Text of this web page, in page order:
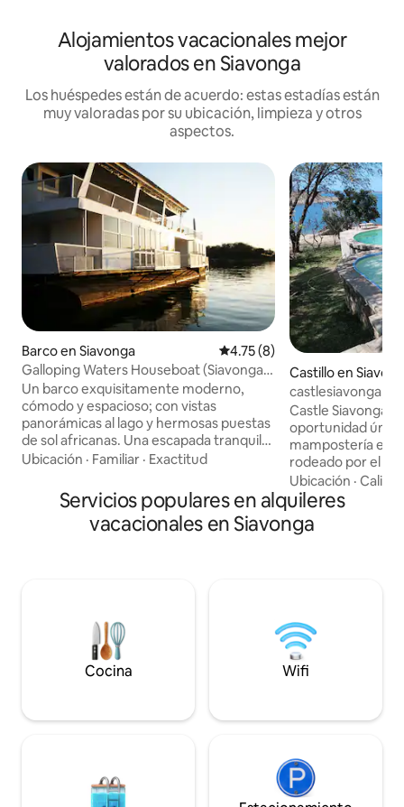
Alojamientos vacacionales mejor
valorados en Siavonga
Los huéspedes están de acuerdo: estas estadías están
muy valoradas por su ubicación, limpieza y otros
aspectos.
Barco en Siavonga Calificación promedio: 4.75
4.75 (8)
Galloping Waters Houseboat (Siavonga,
Zambia)
Un barco exquisitamente moderno,
cómodo y espacioso; con vistas
panorámicas al lago y hermosas puestas
de sol africanas. Una escapada tranquila
y relajante para amigos y familiares.
ciudad en Banana Island Bay, Galloping
Waters está totalmente equipado con
equipo de última generación, un bar de
inolvidable y única de experimentar el
lago Kariba.
Ubicación · Familiar · Exactitud
Castillo en
castlesiavonga,
piscina, wifi
Castle Siavonga.
oportunidad
mampostería en
rodeado por el
a pocos pasos.
totalmente
estar, sala de
asador. 6
africano. *No es
hotel occidental
Ubicación ·
Servicios populares en alquileres
vacacionales en Siavonga
Cocina Wifi